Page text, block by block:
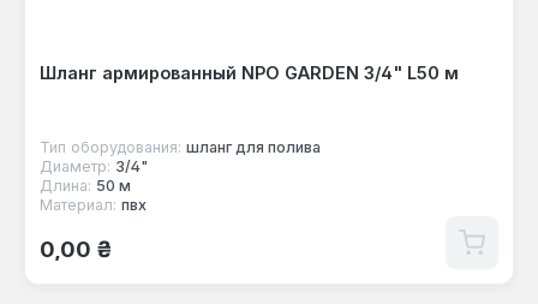
Шланг армированный NPO GARDEN 3/4" L50 м
Тип оборудования: шланг для полива
Диаметр: 3/4"
Длина: 50 м
Материал: пвх
Обычная цена:
0,00 ₴